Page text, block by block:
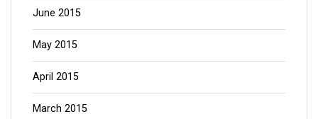
June 2015
May 2015
April 2015
March 2015